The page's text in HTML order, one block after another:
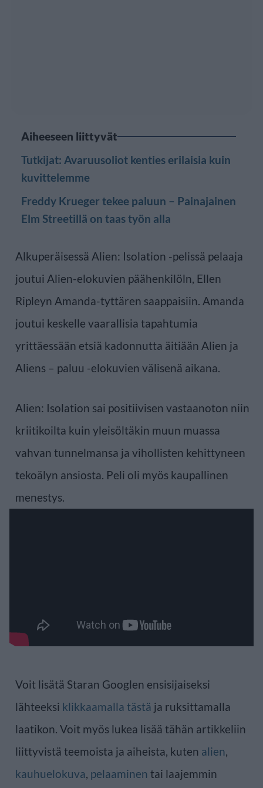
Aiheeseen liittyvät
Tutkijat: Avaruusoliot kenties erilaisia kuin
kuvittelemme
Freddy Krueger tekee paluun – Painajainen
Elm Streetillä on taas työn alla
Alkuperäisessä Alien: Isolation -pelissä pelaaja
joutui Alien-elokuvien päähenkilöln, Ellen
Ripleyn Amanda-tyttären saappaisiin. Amanda
joutui keskelle vaarallisia tapahtumia
yrittäessään etsiä kadonnutta äitiään Alien ja
Aliens – paluu -elokuvien välisenä aikana.
Alien: Isolation sai positiivisen vastaanoton niin
kriitikoilta kuin yleisöltäkin muun muassa
vahvan tunnelmansa ja vihollisten kehittyneen
tekoälyn ansiosta. Peli oli myös kaupallinen
menestys.
Voit lisätä Staran Googlen ensisijaiseksi
lähteeksi klikkaamalla tästä ja ruksittamalla
laatikon. Voit myös lukea lisää tähän artikkeliin
liittyvistä teemoista ja aiheista, kuten alien,
kauhuelokuva, pelaaminen tai laajemmin